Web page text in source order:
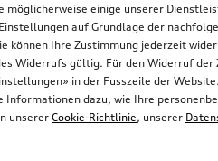
Elektro-Einbausatz für Anhängevorrichtung
für Fahrzeuge ohne Vorbereitung für AHV
*435.00CHF
möglicherweise einige unserer
auf Grundlage der
können Ihre Zustimmung jederzeit
Widerrufs gültig. Für den Widerruf der
in der Fusszeile der
Informationen dazu, wie Ihre
unserer Cookie-Richtlinie, unserer